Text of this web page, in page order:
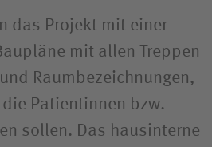
das Projekt mit einer
mit allen Treppen
Raumbezeichnungen,
Patientinnen bzw.
sollen. Das hausinterne